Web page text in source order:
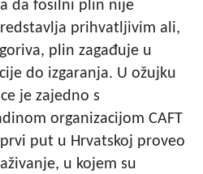
da fosilni plin nije
prihvatljivim ali,
plin zagađuje u
do izgaranja. U ožujku
je zajedno s
organizacijom CAFT
prvi put u Hrvatskoj proveo
u kojem su